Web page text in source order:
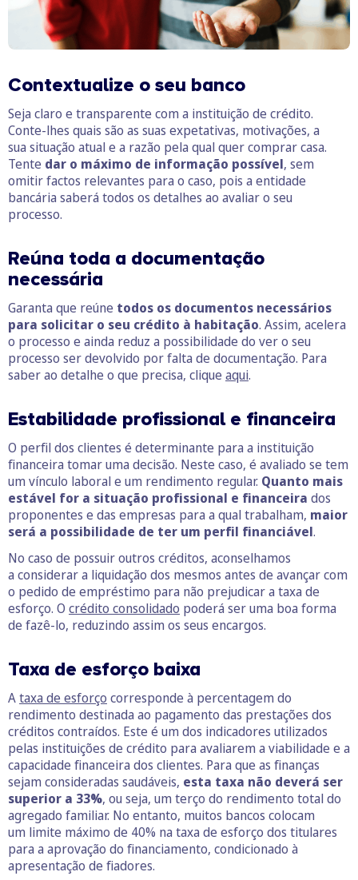
Contextualize o seu banco
Seja claro e transparente com a instituição de crédito.
Conte-lhes quais são as suas expetativas, motivações, a
sua situação atual e a razão pela qual quer comprar casa.
Tente dar o máximo de informação possível, sem
omitir factos relevantes para o caso, pois a entidade
bancária saberá todos os detalhes ao avaliar o seu
processo.
Reúna toda a documentação
necessária
Garanta que reúne todos os documentos necessários
para solicitar o seu crédito à habitação. Assim, acelera
o processo e ainda reduz a possibilidade do ver o seu
processo ser devolvido por falta de documentação. Para
saber ao detalhe o que precisa, clique aqui.
Estabilidade profissional e financeira
O perfil dos clientes é determinante para a instituição
financeira tomar uma decisão. Neste caso, é avaliado se tem
um vínculo laboral e um rendimento regular. Quanto mais
estável for a situação profissional e financeira dos
proponentes e das empresas para a qual trabalham, maior
será a possibilidade de ter um perfil financiável.
No caso de possuir outros créditos, aconselhamos
a considerar a liquidação dos mesmos antes de avançar com
o pedido de empréstimo para não prejudicar a taxa de
esforço. O crédito consolidado poderá ser uma boa forma
de fazê-lo, reduzindo assim os seus encargos.
Taxa de esforço baixa
Ataxa de esforço corresponde à percentagem do
rendimento destinada ao pagamento das prestações dos
créditos contraídos. Este é um dos indicadores utilizados
pelas instituições de crédito para avaliarem a viabilidade e a
capacidade financeira dos clientes. Para que as finanças
sejam consideradas saudáveis, esta taxa não deverá ser
superior a 33%, ou seja, um terço do rendimento total do
agregado familiar. No entanto, muitos bancos colocam
um limite máximo de 40% na taxa de esforço dos titulares
para a aprovação do financiamento, condicionado à
apresentação de fiadores.